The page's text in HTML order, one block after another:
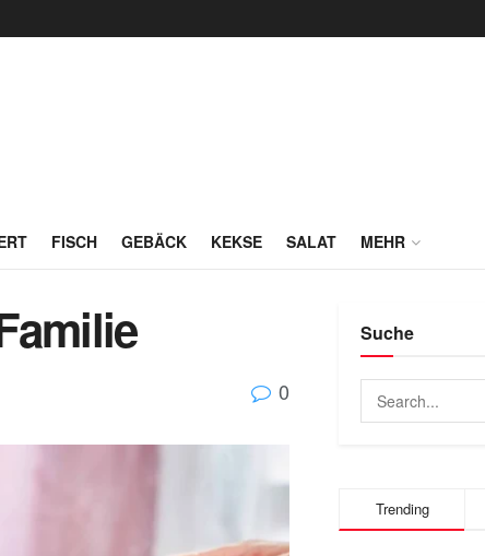
FISCH GEBÄCK KEKSE SALAT MEHR
0
Suche
Trending